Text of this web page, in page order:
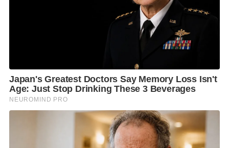
ถูกต้องกับผู้ต้องขังและญาติ ตลอดจนจัดให้มีกิจกรรมผ่อน
คลายความเครียดในเรือนจำช่วงระหว่างการงดเยี่ยมญาติ
5. กำชับเจ้าหน้าที่ ผู้ต้องขังและญาติ ให้ปฏิบัติตาม
หน้ากากอนามัยตลอดเวลา การเว้นระยะห่างทางสังคม
สังคม และ6. งดการจัดกิจกรรมที่ต้องนำผู้ต้องขังมารวม
กันมากๆ และจัดหาหน้ากากอนามัยให้ผู้ต้องขังทุกคน
อย่างน้อยคนละ 2 ชิ้น
“ขอให้ผู้บัญชาการทุกท่านรับทราบมาตรการ และจัดการ